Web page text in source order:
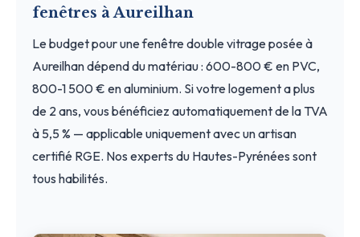
fenêtres à Aureilhan
Le budget pour une fenêtre double vitrage posée à
Aureilhan dépend du matériau : 600-800 € en PVC,
800-1 500 € en aluminium. Si votre logement a plus
de 2 ans, vous bénéficiez automatiquement de la TVA
à 5,5 % — applicable uniquement avec un artisan
certifié RGE. Nos experts du Hautes-Pyrénées sont
tous habilités.